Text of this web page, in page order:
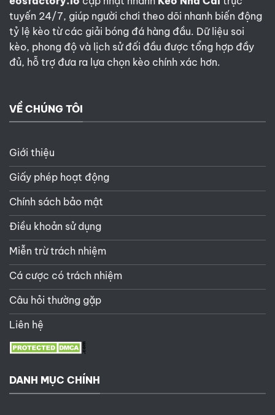
tuyến 24/7, giúp người chơi theo dõi nhanh biến động
tỷ lệ kèo từ các giải bóng đá hàng đầu. Dữ liệu soi
kèo, phong độ và lịch sử đối đầu được tổng hợp đầy
đủ, hỗ trợ đưa ra lựa chọn kèo chính xác hơn.
VỀ CHÚNG TÔI
Giới thiệu
Giấy phép hoạt động
Chính sách bảo mật
Điều khoản sử dụng
Miễn trừ trách nhiệm
Cá cược có trách nhiệm
Câu hỏi thường gặp
Liên hệ
DANH MỤC CHÍNH